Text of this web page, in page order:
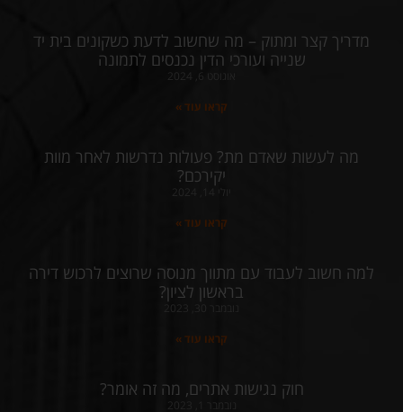
מדריך קצר ומתוק – מה שחשוב לדעת כשקונים בית יד
שנייה ועורכי הדין נכנסים לתמונה
קראו עוד »
מה לעשות שאדם מת? פעולות נדרשות לאחר מוות
יקירכם?
קראו עוד »
למה חשוב לעבוד עם מתווך מנוסה שרוצים לרכוש דירה
בראשון לציון?
קראו עוד »
חוק נגישות אתרים, מה זה אומר?